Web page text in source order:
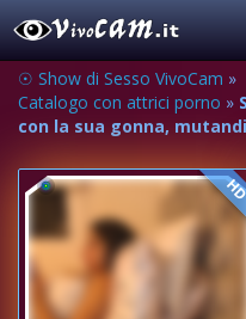
☉ Show di Sesso VivoCam »
Catalogo con attrici porno »
con la sua gonna,